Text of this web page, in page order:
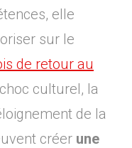
elle
sur le
de retour au
culturel, la
de la
créer une